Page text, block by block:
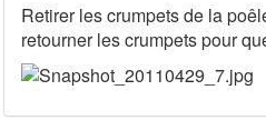
Retirer les crumpets de la
retourner les crumpets pour